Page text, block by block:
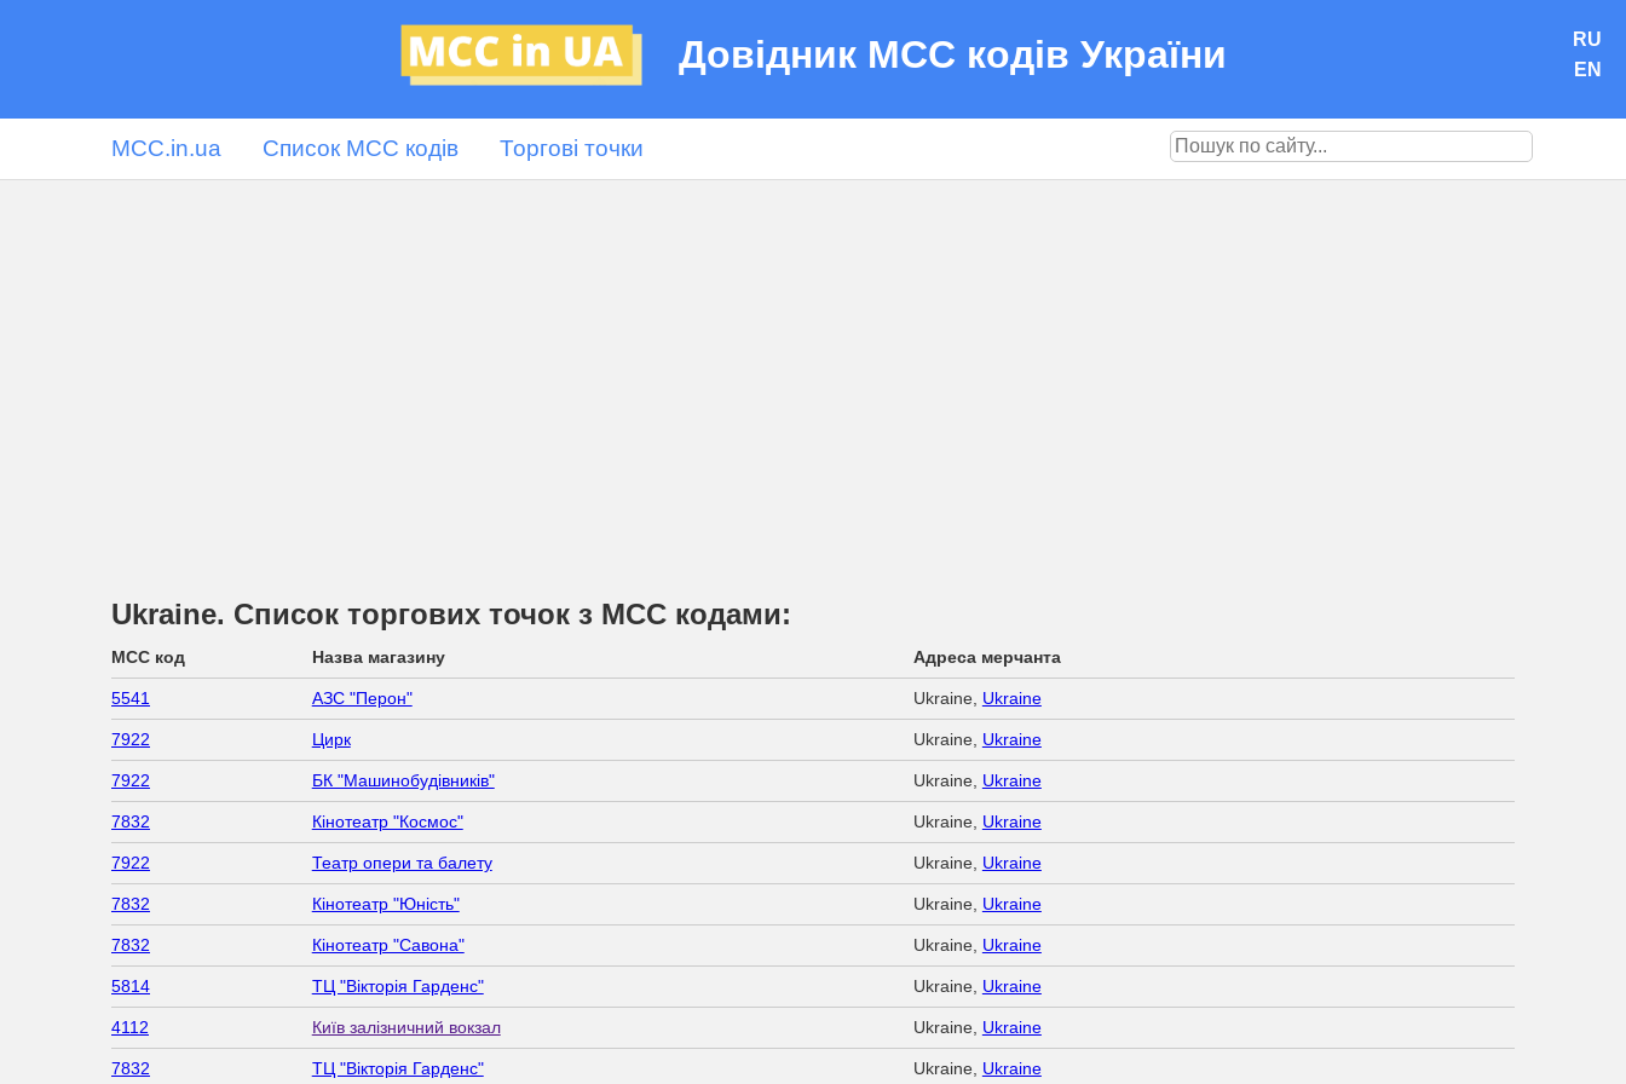
Довідник МСС кодів України
RU
EN
MCC.in.ua Список MCC кодів Торгові точки
Ukraine. Список торгових точок з МСС кодами:
MCC код Назва магазину Адреса мерчанта
5541 АЗС "Перон" Ukraine, Ukraine
7922 Цирк Ukraine, Ukraine
7922 БК "Машинобудівників" Ukraine, Ukraine
7832 Кінотеатр "Космос" Ukraine, Ukraine
7922 Театр опери та балету Ukraine, Ukraine
7832 Кінотеатр "Юність" Ukraine, Ukraine
7832 Кінотеатр "Савона" Ukraine, Ukraine
5814 ТЦ "Вікторія Гарденс" Ukraine, Ukraine
4112 Київ залізничний вокзал Ukraine, Ukraine
7832 ТЦ "Вікторія Гарденс" Ukraine, Ukraine